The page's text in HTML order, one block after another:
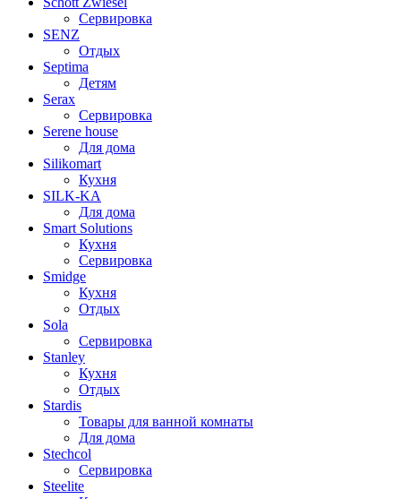
Сервировка
SENZ
Отдых
Septima
Детям
Serax
Сервировка
Serene house
Для дома
Silikomart
Кухня
SILK-KA
Для дома
Smart Solutions
Кухня
Сервировка
Smidge
Кухня
Отдых
Sola
Сервировка
Stanley
Кухня
Отдых
Stardis
Товары для ванной комнаты
Для дома
Stechcol
Сервировка
Steelite